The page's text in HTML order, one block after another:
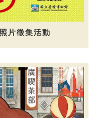
片徵集活動